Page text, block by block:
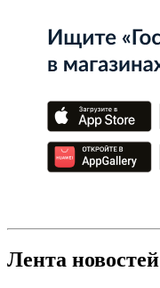
Лента новостей